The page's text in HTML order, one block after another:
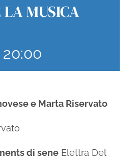
LA MUSICA
e Marta Riservato
di seneElettra Del